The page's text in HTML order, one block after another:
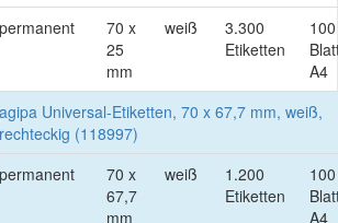
permanent
70 x
25
mm
weiß
3.300
Etiketten
100
A4
agipa Universal-Etiketten, 70 x 67,7 mm, weiß,
rechteckig (118997)
permanent
70 x
67,7
mm
weiß
1.200
Etiketten
100
A4